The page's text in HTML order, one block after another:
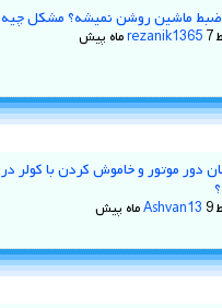
ضبط ماشین روشن نمیشه؟ مشکل چیه
rezanik1365 7 ماه پیش
Ashvan13 9 ماه پیش